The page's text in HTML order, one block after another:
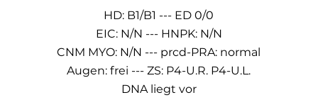
HD: B1/B1 --- ED 0/0
EIC: N/N --- HNPK: N/N
CNM MYO: N/N --- prcd-PRA: normal
Augen: frei --- ZS: P4-U.R. P4-U.L.
DNA liegt vor